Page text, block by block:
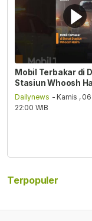
Mobil Terbakar di
Stasiun Whoosh
Dailynews - Kamis ,
22:00 WIB
Terpopuler